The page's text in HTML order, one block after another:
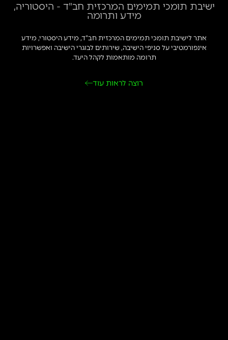
ישיבת תומכי תמימים המרכזית חב"ד - היסטוריה,
מידע ותרומה
אתר לישיבת תומכי תמימים המרכזית חב”ד, מידע היסטורי, מידע
אינפורמטיבי על סניפי הישיבה, שירותים לבוגרי הישיבה ואפשרויות
תרומה מותאמות לקהל היעד.
רוצה לראות עוד